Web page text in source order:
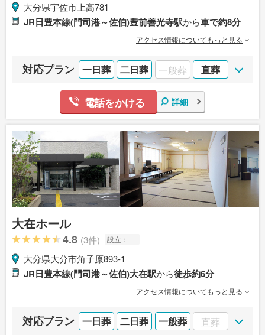
大分県宇佐市上高781
JR日豊本線(門司港～佐伯)豊前善光寺駅から車で約8分
アクセス情報についてもっと見る
対応プラン 一日葬 二日葬 一般葬 直葬
電話をかける 詳細
大在ホール
4.8 (3件) 設立： ---
大分県大分市角子原893-1
JR日豊本線(門司港～佐伯)大在駅から徒歩約6分
アクセス情報についてもっと見る
対応プラン 一日葬 二日葬 一般葬 直葬